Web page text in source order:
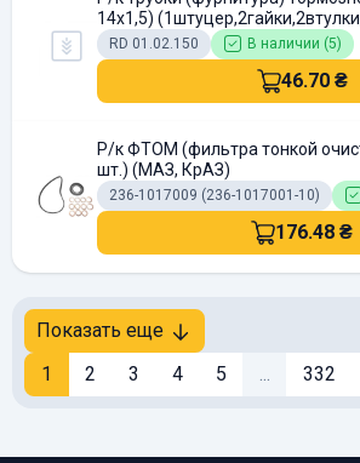
14х1,5)
RD 01.02.150 В наличии (5)
46.70 ₴
Р/к ФТОМ (фильтра тонкой
шт.) (МАЗ, КрАЗ)
236-1017009 (236-1017001-10)
176.48 ₴
Показать еще
1
2 3 4 5 ... 332